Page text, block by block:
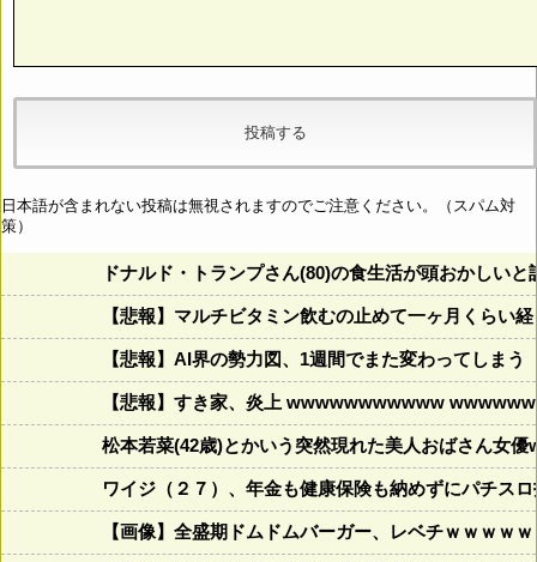
日本語が含まれない投稿は無視されますのでご注意ください。（スパム対
策）
ドナルド・トランプさん(80)の食生活が頭おかしい
【悲報】マルチビタミン飲むの止めて一ヶ月くらい
【悲報】AI界の勢力図、1週間でまた変わってしまう
【悲報】すき家、炎上 wwwwwwwwwww
松本若菜(42歳)とかいう突然現れた美人おばさん女優
ワイジ（２７）、年金も健康保険も納めずにパチス
【画像】全盛期ドムドムバーガー、レベチｗｗｗｗ